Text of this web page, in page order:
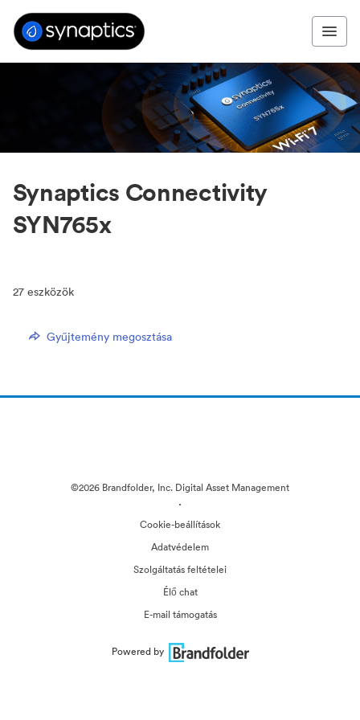
Synaptics Connectivity
SYN765x
27 eszközök
Gyűjtemény megosztása
©2026 Brandfolder, Inc. Digital Asset Management
·
Cookie-beállítások
Adatvédelem
Szolgáltatás feltételei
Élő chat
E-mail támogatás
Powered by